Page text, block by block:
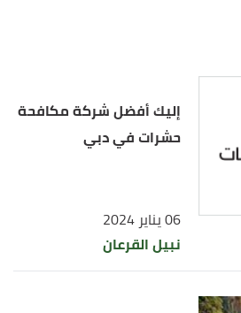
حشرات بالرياض
بالرياض"،الشركة العالمية،
إليك أفضل شركة مكافحة
حشرات في دبي
06 يناير 2024
نبيل القرعان